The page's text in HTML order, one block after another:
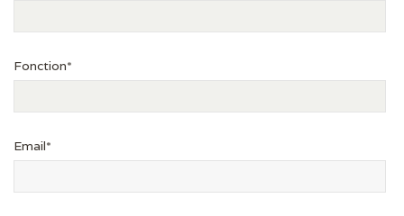
Fonction*
Email*